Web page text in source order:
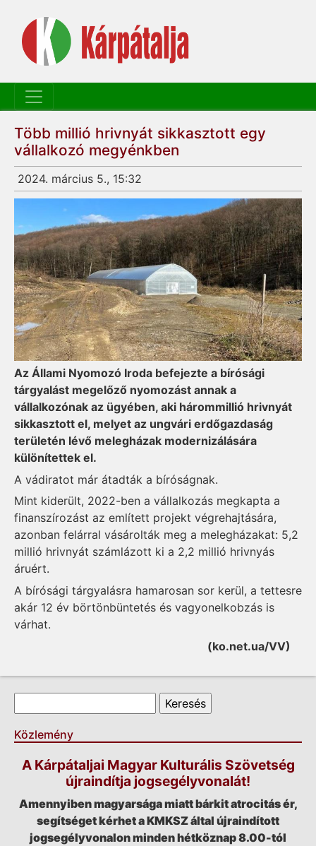
Több millió hrivnyát sikkasztott egy
vállalkozó megyénkben
2024. március 5., 15:32
Az Állami Nyomozó Iroda befejezte a bírósági
tárgyalást megelőző nyomozást annak a
vállalkozónak az ügyében, aki hárommillió hrivnyát
sikkasztott el, melyet az ungvári erdőgazdaság
területén lévő melegházak modernizálására
különítettek el.
A vádiratot már átadták a bíróságnak.
Mint kiderült, 2022-ben a vállalkozás megkapta a
finanszírozást az említett projekt végrehajtására,
azonban felárral vásárolták meg a melegházakat: 5,2
millió hrivnyát számlázott ki a 2,2 millió hrivnyás
áruért.
A bírósági tárgyalásra hamarosan sor kerül, a tettesre
akár 12 év börtönbüntetés és vagyonelkobzás is
várhat.
(ko.net.ua/VV)
Keresés űrlap
Keresés
Közlemény
A Kárpátaljai Magyar Kulturális Szövetség
újraindítja jogsegélyvonalát!
Amennyiben magyarsága miatt bárkit atrocitás ér,
segítséget kérhet a KMKSZ által újraindított
jogsegélyvonalon minden hétköznap 8.00-tól